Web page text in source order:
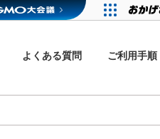
よくある質問 ご利用手順